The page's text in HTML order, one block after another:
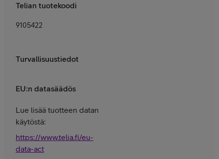
Telian tuotekoodi
9105422
Turvallisuustiedot
EU:n datasäädös
Lue lisää tuotteen datan
käytöstä:
https://www.telia.fi/eu-
data-act